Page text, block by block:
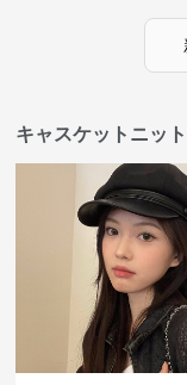
キャスケットニッ